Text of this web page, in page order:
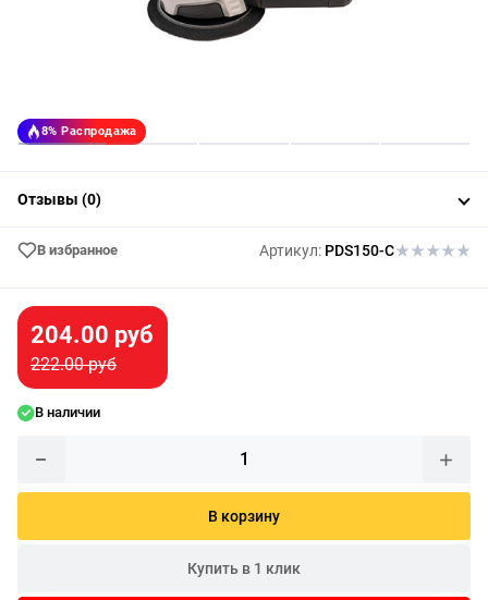
8% Распродажа
Отзывы (0)
В избранное Артикул: PDS150-C
204.00 руб
222.00 руб
В наличии
В корзину
Купить в 1 клик